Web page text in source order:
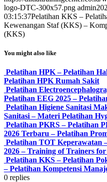
logo-DTC-300x57.png admin
03:15:37Pelatihan KKS –
Kewenangan Staf (KKS) –
(KKS)
You might also like
Pelatihan HPK – Pelatihan
Pelatihan HPK Rumah Sakit
Pelatihan
Pelatihan EEG 2025 –
Pelatihan Higiene Sanitasi
Sanitasi – Materi Pelatihan
Pelatihan PKRS – Pelatihan
2026 Terbaru – Pelatihan
Pelatihan TOT Keperawatan
2026 – Training of Trainers
Pelatihan KKS – Pelatihan
– Pelatihan Kompetensi
0 replies